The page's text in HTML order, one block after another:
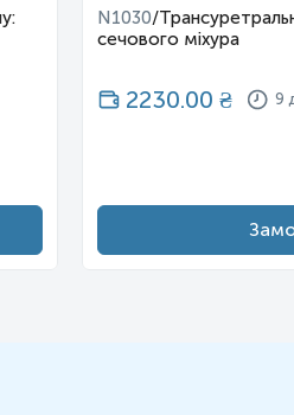
N1030/
сечового міхура
2230.00 ₴ 9